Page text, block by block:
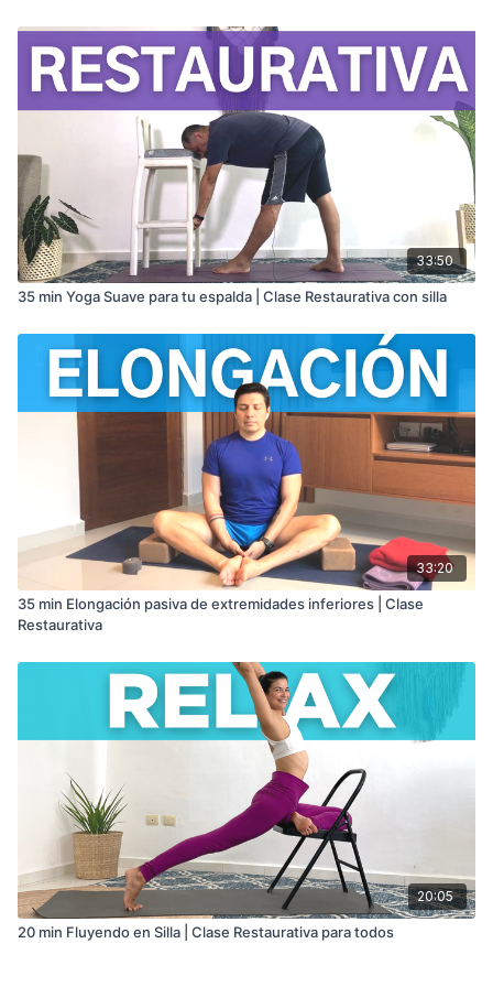
33:50
35 min Yoga Suave para tu espalda | Clase Restaurativa con silla
33:20
35 min Elongación pasiva de extremidades inferiores | Clase
Restaurativa
20:05
20 min Fluyendo en Silla | Clase Restaurativa para todos